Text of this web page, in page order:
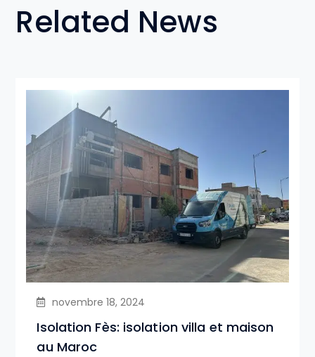
Related News
novembre 18, 2024
Isolation Fès: isolation villa et maison
au Maroc